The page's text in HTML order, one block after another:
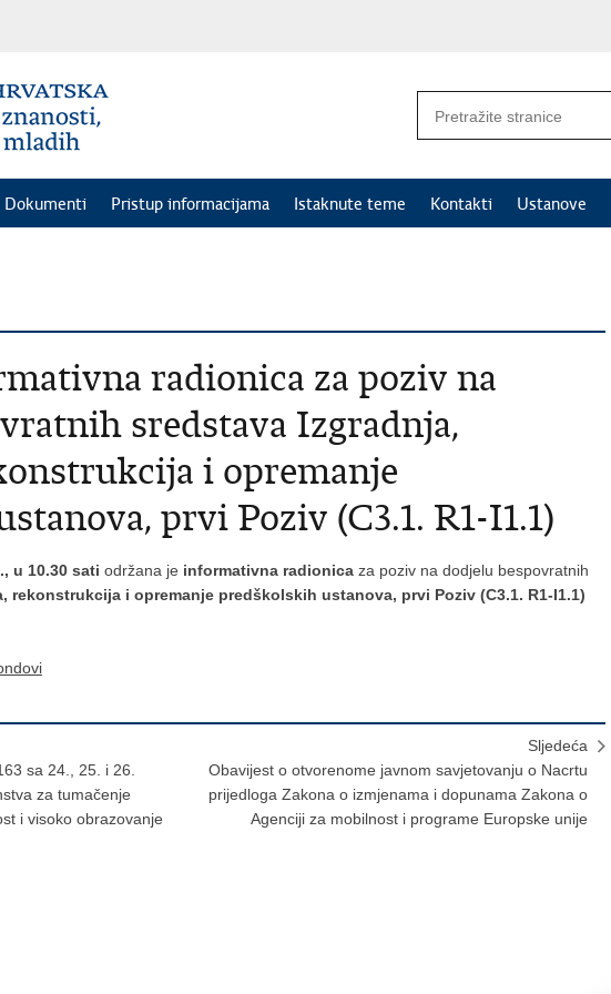
Dokumenti Pristup informacijama Istaknute teme Kontakti Ustanove
radionica za poziv na
sredstava Izgradnja,
i opremanje
prvi Poziv (C3.1. R1-I1.1)
u 10.30 sati održana je informativna radionica za poziv na dodjelu bespovratnih
rekonstrukcija i opremanje predškolskih ustanova, prvi Poziv (C3.1. R1-I1.1)
sa 24., 25. i 26.
za tumačenje
i visoko obrazovanje
Sljedeća
Obavijest o otvorenome javnom savjetovanju o Nacrtu
prijedloga Zakona o izmjenama i dopunama Zakona o
Agenciji za mobilnost i programe Europske unije